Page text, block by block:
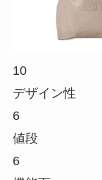
10
デザイン性
6
値段
6